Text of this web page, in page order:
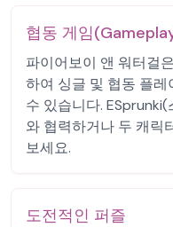
협동 게임
파이어보이 앤 워터걸
하여 싱글 및 협동 플
수 있습니다.
와 협력하거나 두 캐릭
보세요.
도전적인 퍼즐